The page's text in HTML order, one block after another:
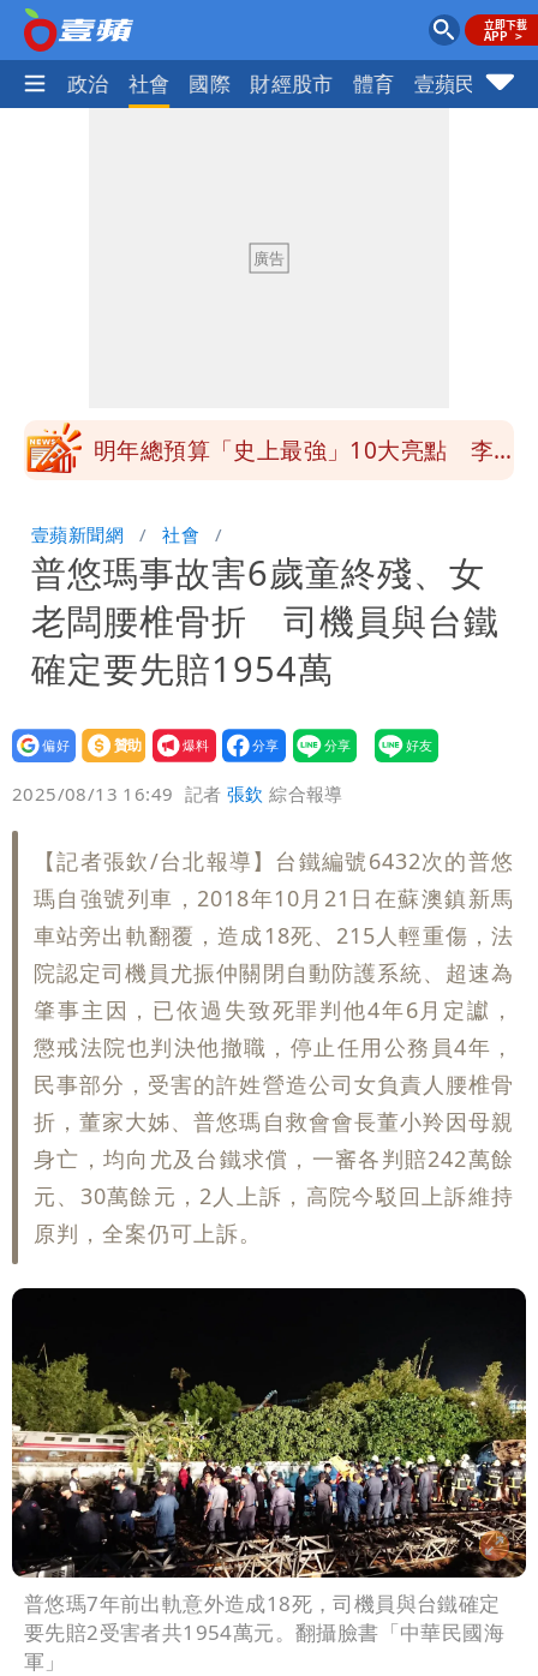
生活 政治 社會 國際 財經股市 體育 壹蘋民調
策高層牽涉其中」才不提告
「我是台灣人」胸章竟是中國製
明年總預算「史上最強」10大亮點 李
家-1」 9歲兒捲入海裡消失了
買BNT遭詐10億元 王尚智疑「慈濟決
策高層牽涉其中」才不提告
「我是台灣人」胸章竟是中國製
Cheap：愛台灣只是發財的口號
壹蘋新聞網 社會
普悠瑪事故害6歲童終殘、女
老闆腰椎骨折 司機員與台鐵
確定要先賠1954萬
設為
贊助
我要
爆料
2025/08/13 16:49 記者張欽 綜合報導
【記者張欽/台北報導】台鐵編號6432次的普悠
瑪自強號列車，2018年10月21日在蘇澳鎮新馬
車站旁出軌翻覆，造成18死、215人輕重傷，法
院認定司機員尤振仲關閉自動防護系統、超速為
肇事主因，已依過失致死罪判他4年6月定讞，
懲戒法院也判決他撤職，停止任用公務員4年，
民事部分，受害的許姓營造公司女負責人腰椎骨
折，董家大姊、普悠瑪自救會會長董小羚因母親
身亡，均向尤及台鐵求償，一審各判賠242萬餘
元、30萬餘元，2人上訴，高院今駁回上訴維持
原判，全案仍可上訴。
普悠瑪7年前出軌意外造成18死，司機員與台鐵確定
要先賠2受害者共1954萬元。翻攝臉書「中華民國海
軍」